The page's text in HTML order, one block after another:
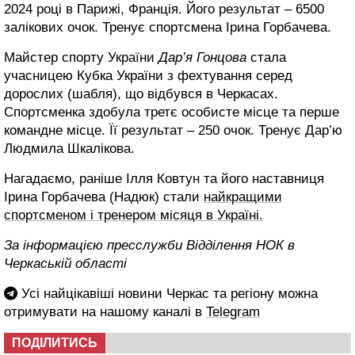
2024 році в Парижі, Франція. Його результат – 6500
залікових очок. Тренує спортсмена Ірина Горбачева.
Майстер спорту України Дар’я Гонцова стала
учасницею Кубка України з фехтування серед
дорослих (шабля), що відбувся в Черкасах.
Спортсменка здобула третє особисте місце та перше
командне місце. Її результат – 250 очок. Тренує Дар’ю
Людмила Шкалікова.
Нагадаємо, раніше Ілля Ковтун та його наставниця
Ірина Горбачева (Надюк) стали найкращими
спортсменом і тренером місяця в Україні.
За інформацією пресслужби Відділення НОК в
Черкаській області
Усі найцікавіші новини Черкас та регіону можна
отримувати на нашому каналі в Telegram
ПОДІЛИТИСЬ